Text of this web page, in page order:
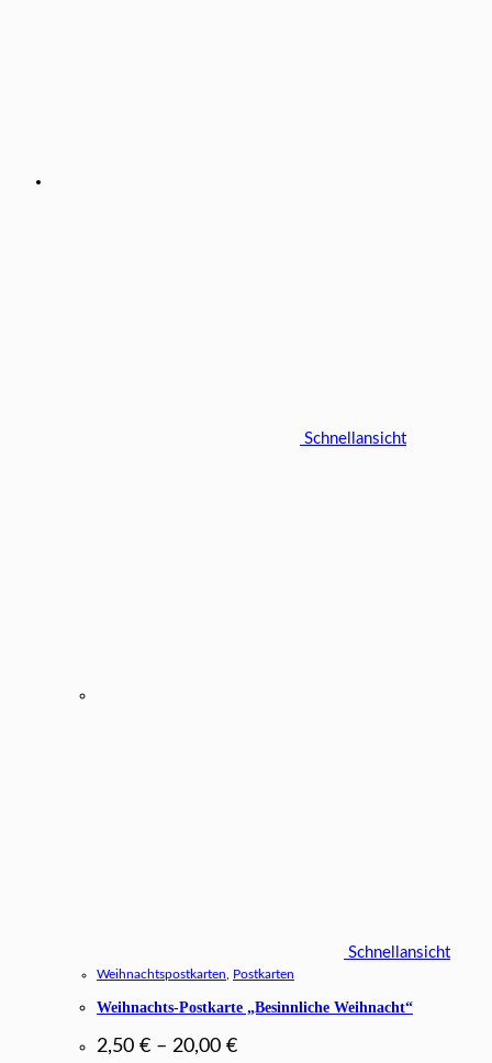
Schnellansicht
Schnellansicht
Weihnachtspostkarten Postkarten
Weihnachts-Postkarte „Besinnliche Weihnacht“
2,50 € – 20,00 €